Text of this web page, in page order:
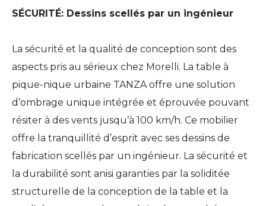
SÉCURITÉ: Dessins scellés par un ingénieur
La sécurité et la qualité de conception sont des
aspects pris au sérieux chez Morelli. La table à
pique-nique urbaine TANZA offre une solution
d’ombrage unique intégrée et éprouvée pouvant
résiter à des vents jusqu’à 100 km/h. Ce mobilier
offre la tranquillité d’esprit avec ses dessins de
fabrication scellés par un ingénieur. La sécurité et
la durabilité sont anisi garanties par la soliditée
structurelle de la conception de la table et la